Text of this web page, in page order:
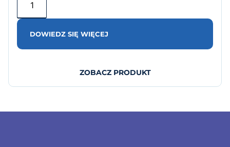
DOWIEDZ SIĘ WIĘCEJ
ZOBACZ PRODUKT